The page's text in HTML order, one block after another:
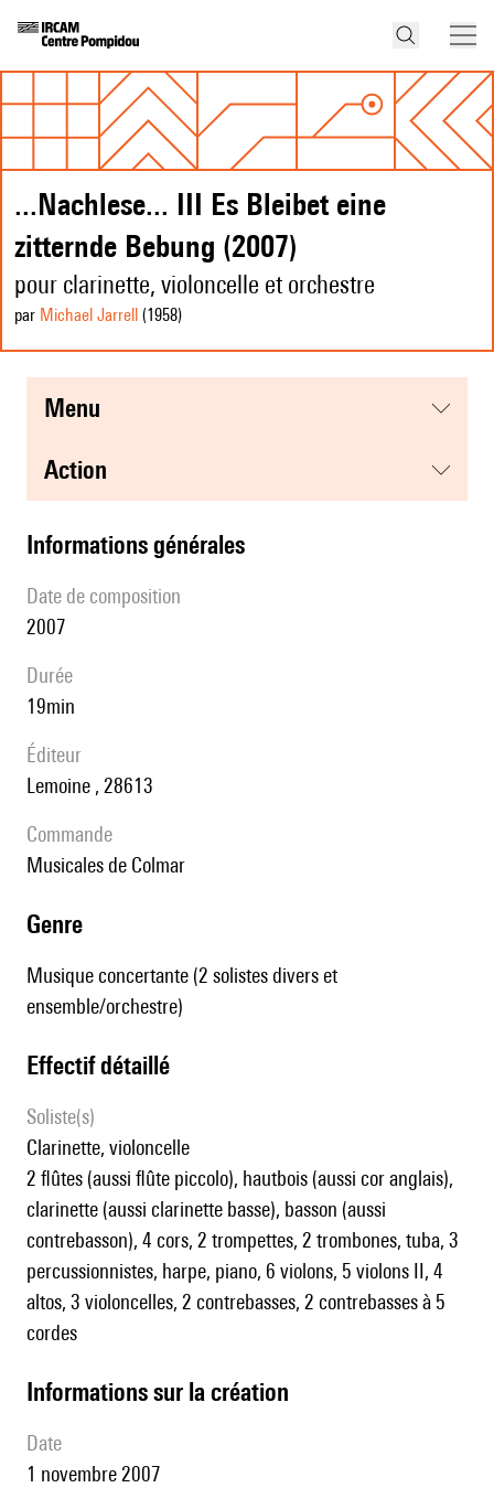
...Nachlese... III Es Bleibet eine
zitternde Bebung (2007)
pour clarinette, violoncelle et orchestre
par Michael Jarrell (1958)
menu
action
informations générales
date de composition
2007
durée
19min
éditeur
Lemoine , 28613
Commande
Musicales de Colmar
genre
Musique concertante (2 solistes divers et
ensemble/orchestre)
effectif détaillé
Soliste(s)
clarinette, violoncelle
2 flûtes (aussi flûte piccolo), hautbois (aussi cor anglais),
clarinette (aussi clarinette basse), basson (aussi
contrebasson), 4 cors, 2 trompettes, 2 trombones, tuba, 3
percussionnistes, harpe, piano, 6 violons, 5 violons II, 4
altos, 3 violoncelles, 2 contrebasses, 2 contrebasses à 5
cordes
informations sur la création
date
1 novembre 2007